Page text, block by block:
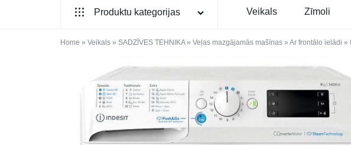
PREČU
INTERNETVEIKALS
Produktu kategorijas
SADZĪVES TEHNIKA
IEBŪVĒJAMĀ TEHNIKA
MAZĀ SADZĪVES TEHNIKA
ELEKTRONIKA, TV
TELEFONI
Veikals Zīmoli
Home » Veikals » SADZĪVES TEHNIKA» Veļas mazgājamās mašīnas » Ar frontālo ielādi »